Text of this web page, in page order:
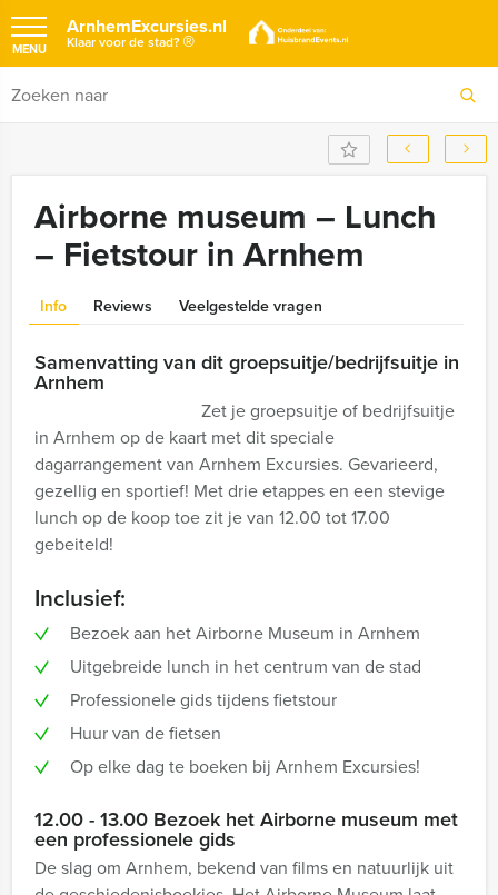
ArnhemExcursies.nl
Klaar voor de stad?®
MENU
Airborne museum – Lunch
– Fietstour in Arnhem
Info Reviews Veelgestelde vragen
Samenvatting van dit groepsuitje/bedrijfsuitje in
Arnhem
Zet je groepsuitje of bedrijfsuitje
in Arnhem op de kaart met dit speciale
dagarrangement van Arnhem Excursies. Gevarieerd,
gezellig en sportief! Met drie etappes en een stevige
lunch op de koop toe zit je van 12.00 tot 17.00
gebeiteld!
Inclusief:
Bezoek aan het Airborne Museum in Arnhem
Uitgebreide lunch in het centrum van de stad
Professionele gids tijdens fietstour
Huur van de fietsen
Op elke dag te boeken bij Arnhem Excursies!
12.00 - 13.00 Bezoek het Airborne museum met
een professionele gids
De slag om Arnhem, bekend van films en natuurlijk uit